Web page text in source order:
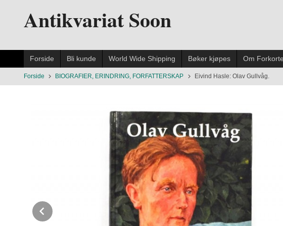
innholdetAntikvariat Soon
Forside Bli kunde World Wide Shipping Bøker kjøpes Om
Forside BIOGRAFIER, ERINDRING, FORFATTERSKAP Eivind Hasle: Olav Gullvåg.